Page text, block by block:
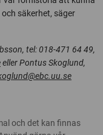
säkerhet, säger
tel: 018-471 64 49,
eller Pontus Skoglund,
och det kan finnas